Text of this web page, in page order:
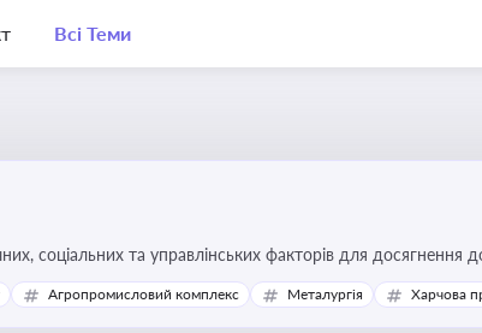
Всі Теми
соціальних та управлінських факторів для досягнення
Агропромисловий комплекс Металургія Харчова